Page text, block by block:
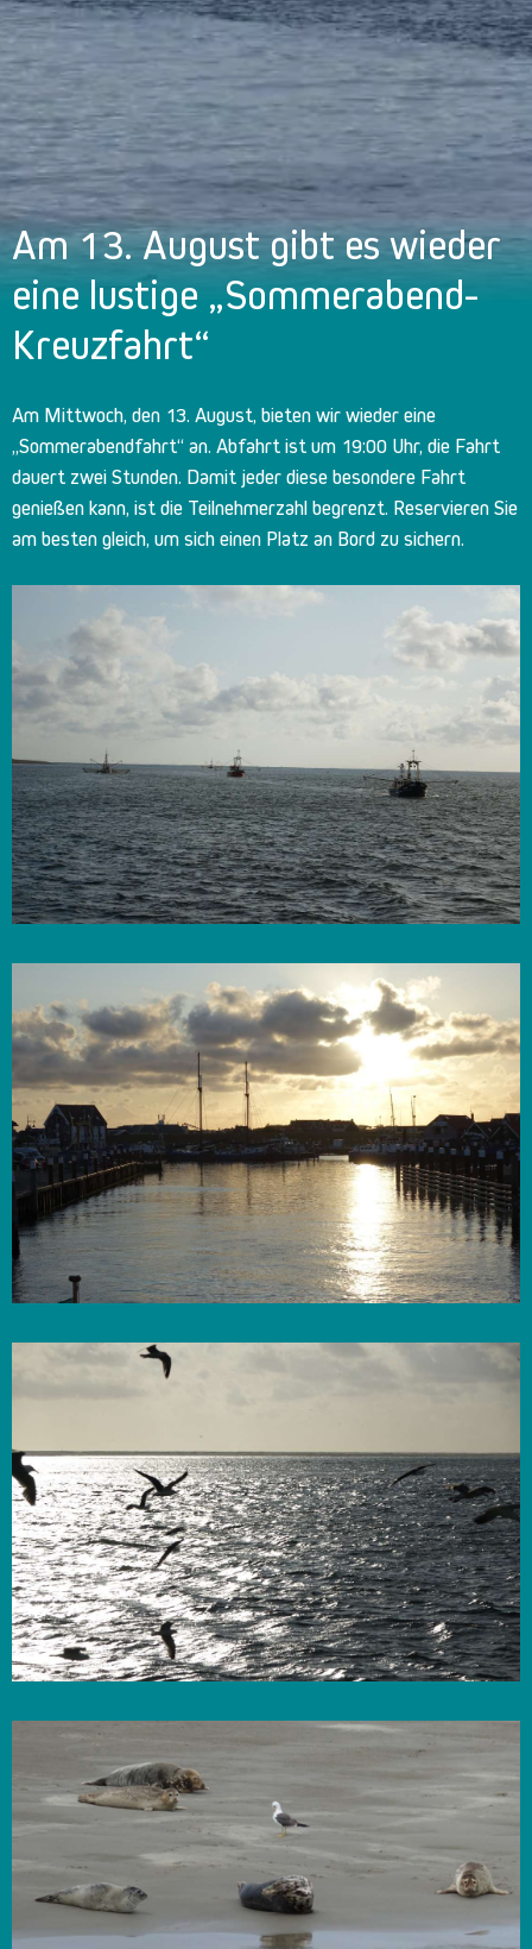
Am 13. August gibt es wieder
eine lustige „Sommerabend-
Kreuzfahrt“
Am Mittwoch, den 13. August, bieten wir wieder eine
„Sommerabendfahrt“ an. Abfahrt ist um 19:00 Uhr, die Fahrt
dauert zwei Stunden. Damit jeder diese besondere Fahrt
genießen kann, ist die Teilnehmerzahl begrenzt. Reservieren Sie
am besten gleich, um sich einen Platz an Bord zu sichern.